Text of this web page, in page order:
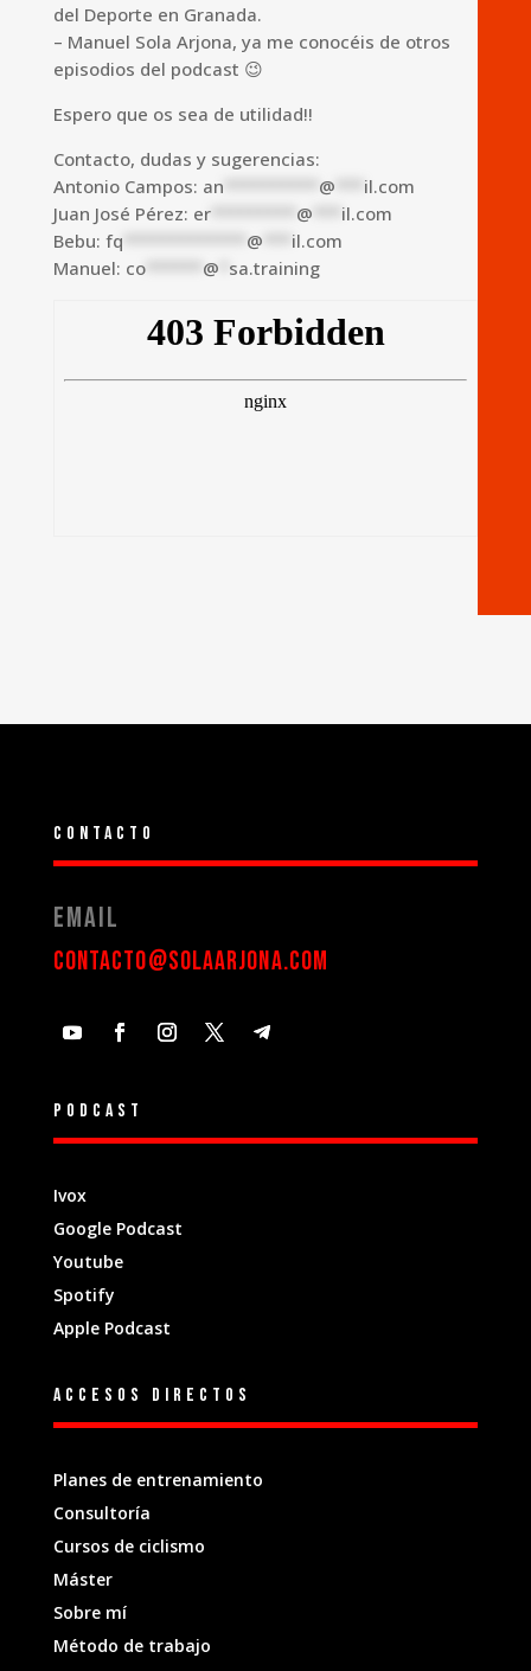
del Deporte en Granada.
– Manuel Sola Arjona, ya me conocéis de otros
episodios del podcast 😉
Espero que os sea de utilidad!!
Contacto, dudas y sugerencias:
Antonio Campos: an @
il.com
Juan José Pérez: er********* @
il.com
Bebu: fq @
il.com
Manuel: co****** @ sa.training
Contacto
Email
contacto@solaarjona.com
Podcast
Ivox
Google Podcast
Youtube
Spotify
Apple Podcast
Accesos directos
Planes de entrenamiento
Consultoría
Cursos de ciclismo
Máster
Sobre mí
Método de trabajo